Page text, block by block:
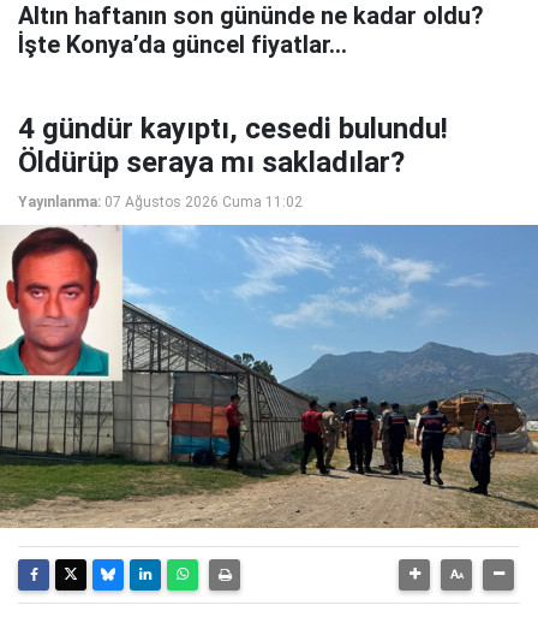
Altın haftanın son gününde ne kadar oldu?
İşte Konya’da güncel fiyatlar...
4 gündür kayıptı, cesedi bulundu!
Öldürüp seraya mı sakladılar?
Yayınlanma: 07 Ağustos 2026 Cuma 11:02